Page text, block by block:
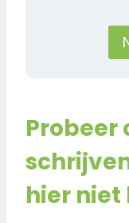
Probeer
hier niet